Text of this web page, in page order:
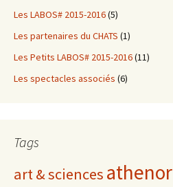
Les LABOS# 2015-2016(5)
Les partenaires du CHATS (1)
Les Petits LABOS# 2015-2016(11)
Les spectacles associés (6)
Tags
art & sciences athenor